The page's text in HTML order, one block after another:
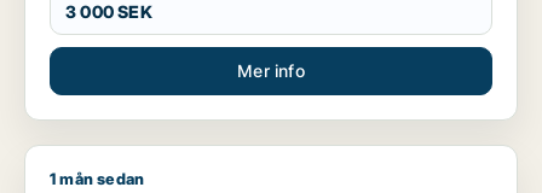
3 000 SEK
Mer info
Jag söker kontor, lager, industrilokal, butik eller garage för
1 mån sedan